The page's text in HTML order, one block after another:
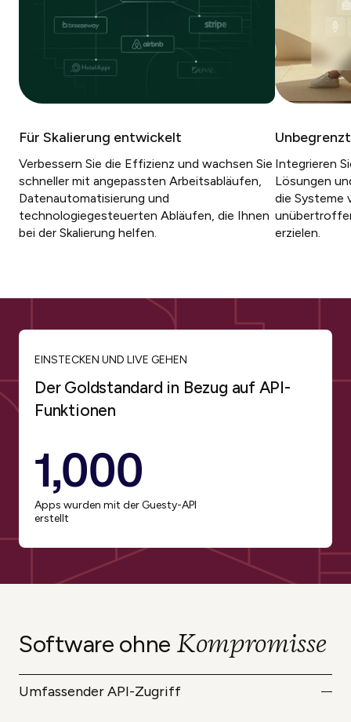
Für Skalierung entwickelt
Verbessern Sie die Effizienz und wachsen Sie
schneller mit angepassten Arbeitsabläufen,
Datenautomatisierung und
technologiegesteuerten Abläufen, die Ihnen
bei der Skalierung helfen.
Integrieren
Lösungen
die Systeme
erzielen.
EINSTECKEN UND LIVE GEHEN
Der Goldstandard in Bezug auf API-
Funktionen
1,000
Apps wurden mit der Guesty-API
erstellt
Software ohne Kompromisse
Umfassender API-Zugriff